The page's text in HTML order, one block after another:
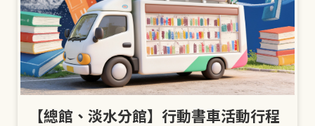
【總館、淡水分館】行動書車活動行程